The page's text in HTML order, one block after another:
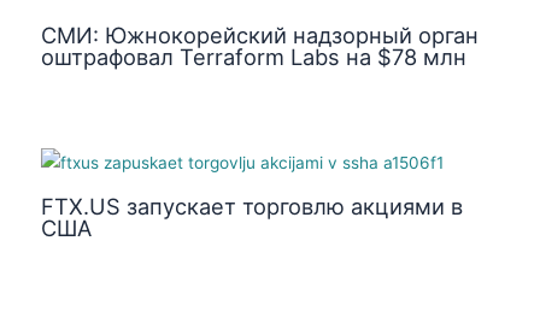
СМИ: Южнокорейский надзорный орган
оштрафовал Terraform Labs на $78 млн
FTX.US запускает торговлю акциями в
США